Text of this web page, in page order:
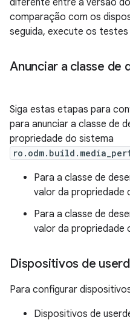
diferente entre a versão
comparação com os
seguida, execute os testes
Anunciar a classe de
Siga estas etapas para
para anunciar a classe de
propriedade do sistema
Para a classe de
valor da propriedade
Para a classe de
valor da propriedade
Dispositivos de
Para configurar
Dispositivos de